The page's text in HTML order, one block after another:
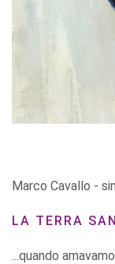
Marco Cavallo -
LA TERRA
...quando amavamo